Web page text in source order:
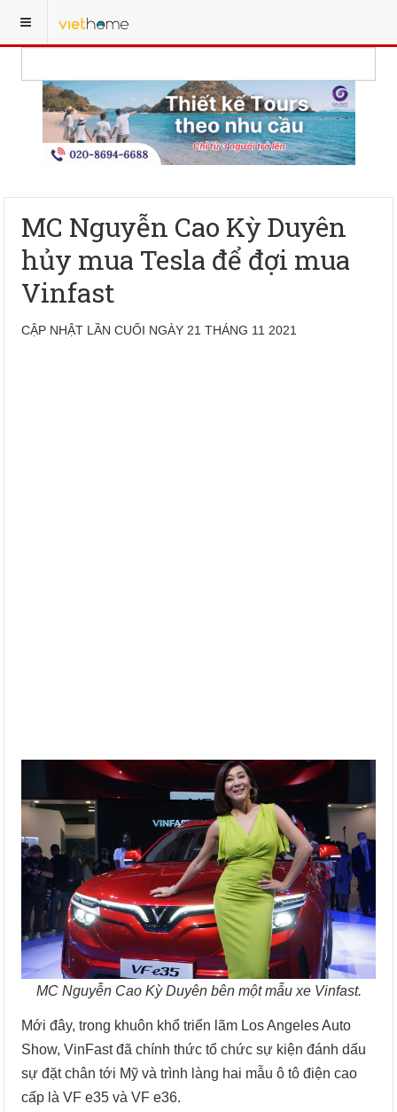
MC Nguyễn Cao Kỳ Duyên
hủy mua Tesla để đợi mua
Vinfast
CẬP NHẬT LẦN CUỐI NGÀY 21 THÁNG 11 2021
MC Nguyễn Cao Kỳ Duyên bên một mẫu xe Vinfast.
Mới đây, trong khuôn khổ triển lãm Los Angeles Auto
Show, VinFast đã chính thức tổ chức sự kiện đánh dấu
sự đặt chân tới Mỹ và trình làng hai mẫu ô tô điện cao
cấp là VF e35 và VF e36.